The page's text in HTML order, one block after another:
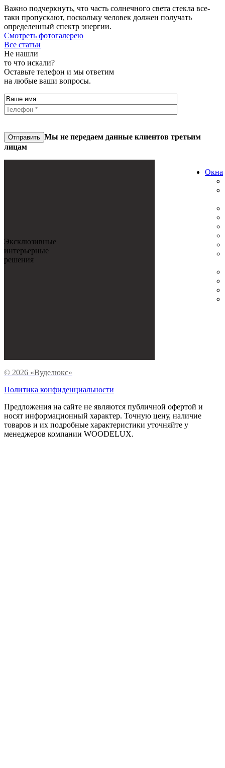
Важно подчеркнуть, что часть солнечного света стекла все-
таки пропускают, поскольку человек должен получать
определенный спектр энергии.
Смотреть фотогалерею
Все статьи
Не нашли
то что искали?
Оставьте телефон и мы ответим
на любые ваши вопросы.
Отправить Мы не передаем данные клиентов третьим
лицам
Эксклюзивные
интерьерные
решения
Oкна
© 2026 «Вуделюкс»
Политика конфиденциальности
Предложения на сайте не являются публичной офертой и
носят информационный характер. Точную цену, наличие
товаров и их подробные характеристики уточняйте у
менеджеров компании WOODELUX.